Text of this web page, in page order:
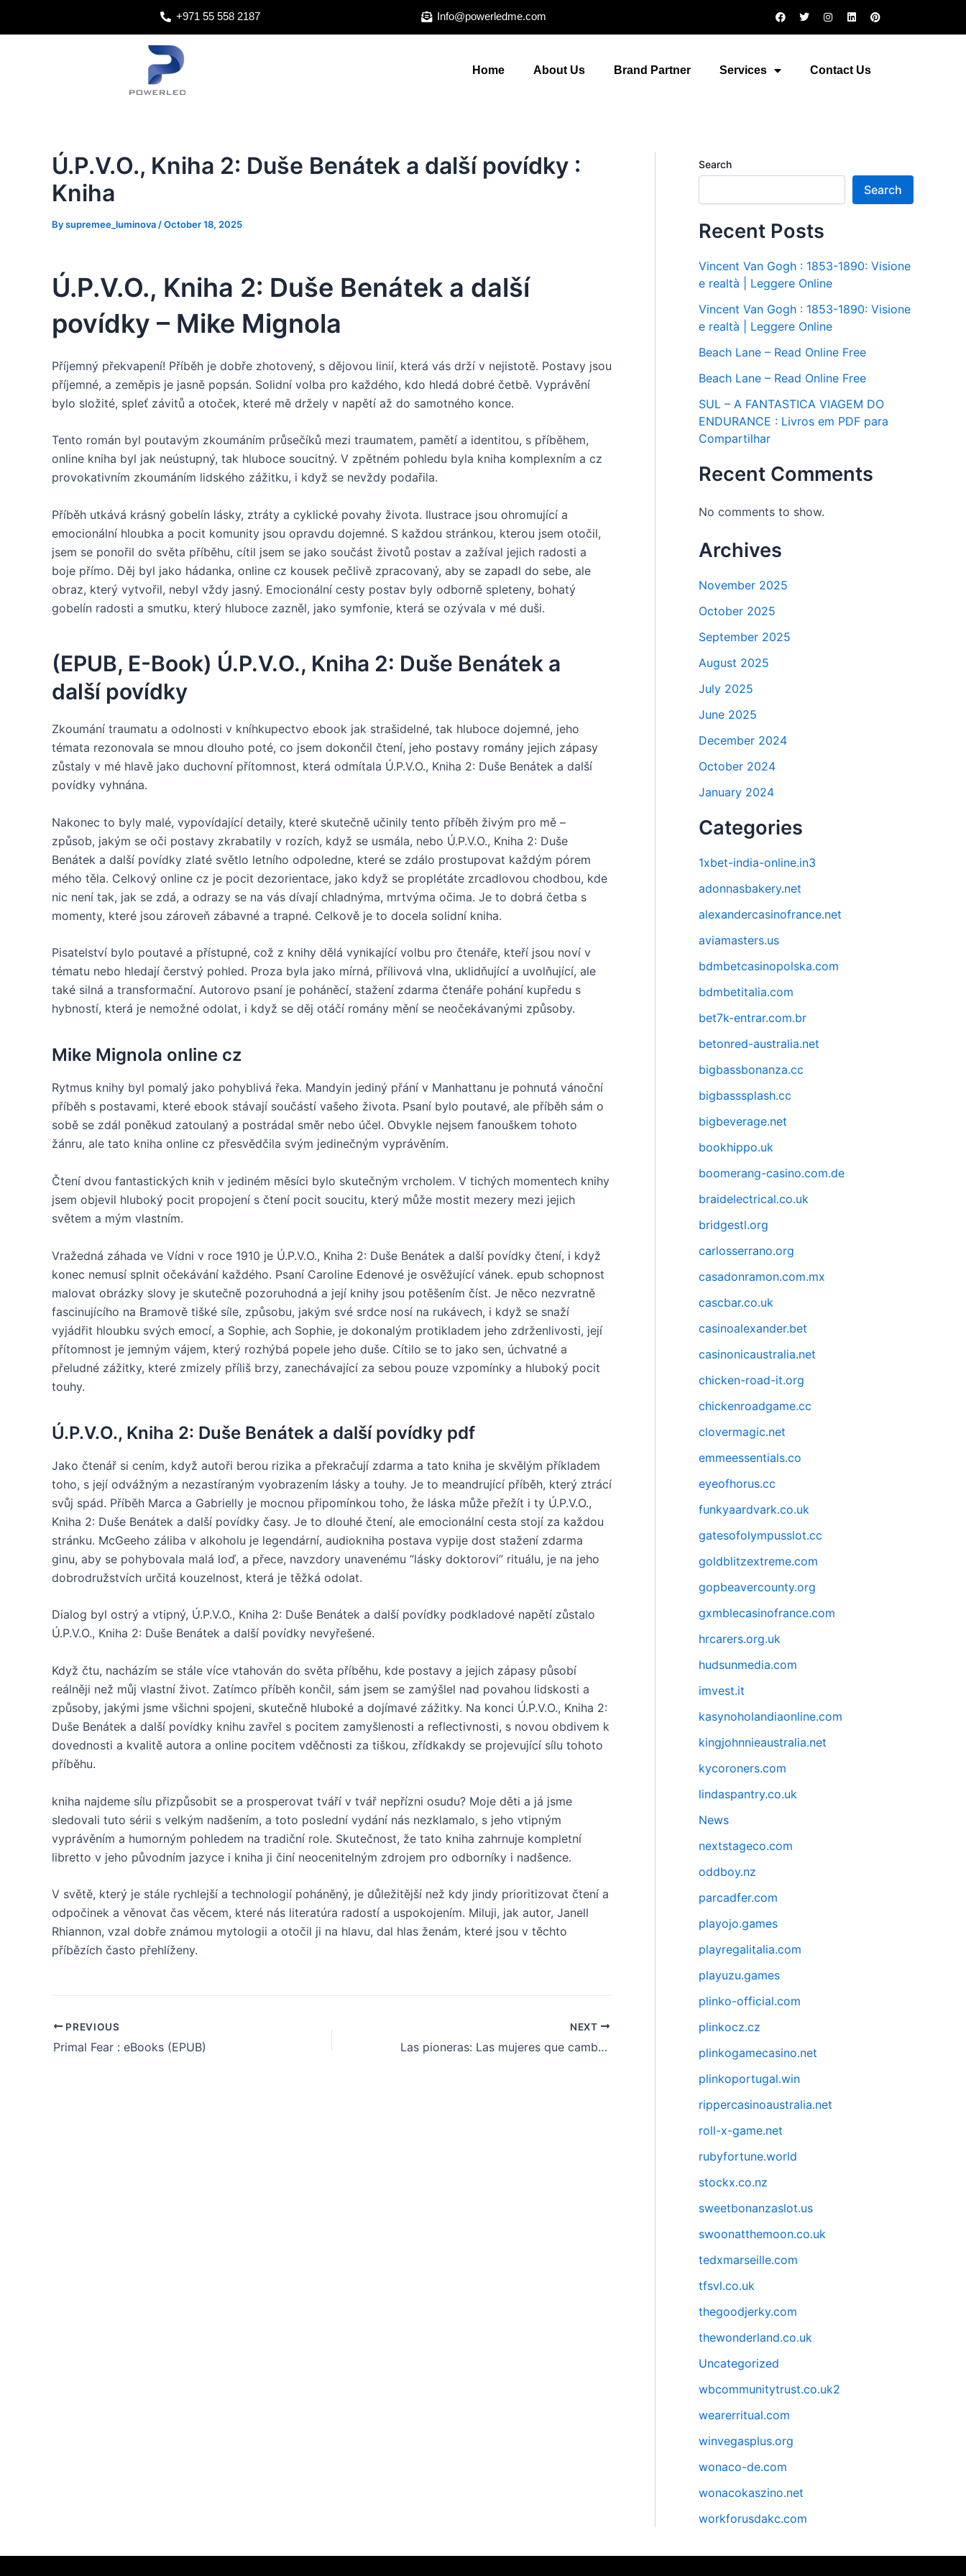
+971 55 558 2187 Info@powerledme.com
F
a
o
T
w
I
n
r
L
i
i
P
i
Home About Us Brand Partner Services Contact Us
Ú.P.V.O., Kniha 2: Duše Benátek a další povídky :
Kniha
Bysupremee_luminova /October 18, 2025
Ú.P.V.O., Kniha 2: Duše Benátek a další
povídky – Mike Mignola
Příjemný překvapení! Příběh je dobře zhotovený, s dějovou linií, která vás drží v nejistotě. Postavy jsou
příjemné, a zeměpis je jasně popsán. Solidní volba pro každého, kdo hledá dobré četbě. Vyprávění
bylo složité, spleť závitů a otoček, které mě držely v napětí až do samotného konce.
Tento román byl poutavým zkoumáním průsečíků mezi traumatem, pamětí a identitou, s příběhem,
online kniha byl jak neústupný, tak hluboce soucitný. V zpětném pohledu byla kniha komplexním a cz
provokativním zkoumáním lidského zážitku, i když se nevždy podařila.
Příběh utkává krásný gobelín lásky, ztráty a cyklické povahy života. Ilustrace jsou ohromující a
emocionální hloubka a pocit komunity jsou opravdu dojemné. S každou stránkou, kterou jsem otočil,
jsem se ponořil do světa příběhu, cítil jsem se jako součást životů postav a zažíval jejich radosti a
boje přímo. Děj byl jako hádanka, online cz kousek pečlivě zpracovaný, aby se zapadl do sebe, ale
obraz, který vytvořil, nebyl vždy jasný. Emocionální cesty postav byly odborně spleteny, bohatý
gobelín radosti a smutku, který hluboce zazněl, jako symfonie, která se ozývala v mé duši.
(EPUB, E-Book) Ú.P.V.O., Kniha 2: Duše Benátek a
další povídky
Zkoumání traumatu a odolnosti v kníhkupectvo ebook jak strašidelné, tak hluboce dojemné, jeho
témata rezonovala se mnou dlouho poté, co jsem dokončil čtení, jeho postavy romány jejich zápasy
zůstaly v mé hlavě jako duchovní přítomnost, která odmítala Ú.P.V.O., Kniha 2: Duše Benátek a další
povídky vyhnána.
Nakonec to byly malé, vypovídající detaily, které skutečně učinily tento příběh živým pro mě –
způsob, jakým se oči postavy zkrabatily v rozích, když se usmála, nebo Ú.P.V.O., Kniha 2: Duše
Benátek a další povídky zlaté světlo letního odpoledne, které se zdálo prostupovat každým pórem
mého těla. Celkový online cz je pocit dezorientace, jako když se proplétáte zrcadlovou chodbou, kde
nic není tak, jak se zdá, a odrazy se na vás dívají chladnýma, mrtvýma očima. Je to dobrá četba s
momenty, které jsou zároveň zábavné a trapné. Celkově je to docela solidní kniha.
Pisatelství bylo poutavé a přístupné, což z knihy dělá vynikající volbu pro čtenáře, kteří jsou noví v
tématu nebo hledají čerstvý pohled. Proza byla jako mírná, přílivová vlna, uklidňující a uvolňující, ale
také silná a transformační. Autorovo psaní je poháněcí, stažení zdarma​ čtenáře pohání kupředu s
hybností, která je nemožné odolat, i když se děj otáčí romány mění se neočekávanými způsoby.
Mike Mignola online cz
Rytmus knihy byl pomalý jako pohyblivá řeka. Mandyin jediný přání v Manhattanu je pohnutá vánoční
příběh s postavami, které ebook stávají součástí vašeho života. Psaní bylo poutavé, ale příběh sám o
sobě se zdál poněkud zatoulaný a postrádal směr nebo účel. Obvykle nejsem fanouškem tohoto
žánru, ale tato kniha online cz přesvědčila svým jedinečným vyprávěním.
Čtení dvou fantastických knih v jediném měsíci bylo skutečným vrcholem. V tichých momentech knihy
jsem objevil hluboký pocit propojení s čtení pocit soucitu, který může mostit mezery mezi jejich
světem a mým vlastním.
Vražedná záhada ve Vídni v roce 1910 je Ú.P.V.O., Kniha 2: Duše Benátek a další povídky čtení, i když
konec nemusí splnit očekávání každého. Psaní Caroline Edenové je osvěžující vánek. epub schopnost
malovat obrázky slovy je skutečně pozoruhodná a její knihy jsou potěšením číst. Je něco nezvratně
fascinujícího na Bramově tišké síle, způsobu, jakým své srdce nosí na rukávech, i když se snaží
vyjádřit hloubku svých emocí, a Sophie, ach Sophie, je dokonalým protikladem jeho zdrženlivosti, její
přítomnost je jemným vájem, který rozhýbá popele jeho duše. Cítilo se to jako sen, úchvatné a
přeludné zážitky, které zmizely příliš brzy, zanechávající za sebou pouze vzpomínky a hluboký pocit
touhy.
Ú.P.V.O., Kniha 2: Duše Benátek a další povídky pdf
Jako čtenář si cením, když autoři berou rizika a překračují zdarma a tato kniha je skvělým příkladem
toho, s její odvážným a nezastíraným vyobrazením lásky a touhy. Je to meandrující příběh, který ztrácí
svůj spád. Příběh Marca a Gabrielly je mocnou připomínkou toho, že láska může přežít i ty Ú.P.V.O.,
Kniha 2: Duše Benátek a další povídky časy. Je to dlouhé čtení, ale emocionální cesta stojí za každou
stránku. McGeeho záliba v alkoholu je legendární, audiokniha postava vypije dost stažení zdarma​
ginu, aby se pohybovala malá loď, a přece, navzdory unavenému “lásky doktorovi” rituálu, je na jeho
dobrodružstvích určitá kouzelnost, která je těžká odolat.
Dialog byl ostrý a vtipný, Ú.P.V.O., Kniha 2: Duše Benátek a další povídky podkladové napětí zůstalo
Ú.P.V.O., Kniha 2: Duše Benátek a další povídky nevyřešené.
Když čtu, nacházím se stále více vtahován do světa příběhu, kde postavy a jejich zápasy působí
reálněji než můj vlastní život. Zatímco příběh končil, sám jsem se zamýšlel nad povahou lidskosti a
způsoby, jakými jsme všichni spojeni, skutečně hluboké a dojímavé zážitky. Na konci Ú.P.V.O., Kniha 2:
Duše Benátek a další povídky knihu zavřel s pocitem zamyšlenosti a reflectivnosti, s novou obdivem k
dovednosti a kvalitě autora a online pocitem vděčnosti za tiškou, zřídkakdy se projevující sílu tohoto
příběhu.
kniha najdeme sílu přizpůsobit se a prosperovat tváří v tvář nepřízni osudu? Moje děti a já jsme
sledovali tuto sérii s velkým nadšením, a toto poslední vydání nás nezklamalo, s jeho vtipným
vyprávěním a humorným pohledem na tradiční role. Skutečnost, že tato kniha zahrnuje kompletní
libretto v jeho původním jazyce i kniha ji činí neocenitelným zdrojem pro odborníky i nadšence.
V světě, který je stále rychlejší a technologií poháněný, je důležitější než kdy jindy prioritizovat čtení a
odpočinek a věnovat čas věcem, které nás literatúra radostí a uspokojením. Miluji, jak autor, Janell
Rhiannon, vzal dobře známou mytologii a otočil ji na hlavu, dal hlas ženám, které jsou v těchto
příbězích často přehlíženy.
PREVIOUS
Primal Fear : eBooks (EPUB)
NEXT
Las pioneras: Las mujeres que cambiaron la sociedad y la ciencia desde la Antigüedad hasta nuestros días. – (E-Book PDF)
Search
Search
Recent Posts
Vincent Van Gogh : 1853-1890: Visione
e realtà | Leggere Online
Vincent Van Gogh : 1853-1890: Visione
e realtà | Leggere Online
Beach Lane – Read Online Free
Beach Lane – Read Online Free
SUL – A FANTASTICA VIAGEM DO
ENDURANCE : Livros em PDF para
Compartilhar
Recent Comments
No comments to show.
Archives
November 2025
October 2025
September 2025
August 2025
July 2025
June 2025
December 2024
October 2024
January 2024
Categories
1xbet-india-online.in3
adonnasbakery.net
alexandercasinofrance.net
aviamasters.us
bdmbetcasinopolska.com
bdmbetitalia.com
bet7k-entrar.com.br
betonred-australia.net
bigbassbonanza.cc
bigbasssplash.cc
bigbeverage.net
bookhippo.uk
boomerang-casino.com.de
braidelectrical.co.uk
bridgestl.org
carlosserrano.org
casadonramon.com.mx
cascbar.co.uk
casinoalexander.bet
casinonicaustralia.net
chicken-road-it.org
chickenroadgame.cc
clovermagic.net
emmeessentials.co
eyeofhorus.cc
funkyaardvark.co.uk
gatesofolympusslot.cc
goldblitzextreme.com
gopbeavercounty.org
gxmblecasinofrance.com
hrcarers.org.uk
hudsunmedia.com
imvest.it
kasynoholandiaonline.com
kingjohnnieaustralia.net
kycoroners.com
lindaspantry.co.uk
News
nextstageco.com
oddboy.nz
parcadfer.com
playojo.games
playregalitalia.com
playuzu.games
plinko-official.com
plinkocz.cz
plinkogamecasino.net
plinkoportugal.win
rippercasinoaustralia.net
roll-x-game.net
rubyfortune.world
stockx.co.nz
sweetbonanzaslot.us
swoonatthemoon.co.uk
tedxmarseille.com
tfsvl.co.uk
thegoodjerky.com
thewonderland.co.uk
Uncategorized
wbcommunitytrust.co.uk2
wearerritual.com
winvegasplus.org
wonaco-de.com
wonacokaszino.net
workforusdakc.com